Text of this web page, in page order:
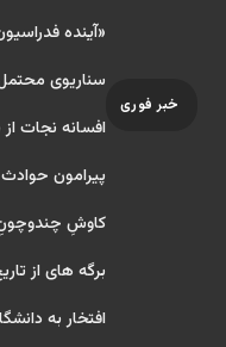
خبر فوری
«آینده
سناریوی
افسانه نجات
پیرامون
کاوشِ چندو‌چونِ
برگه های از
افتخار به